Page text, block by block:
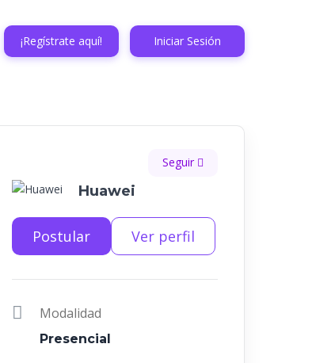
¡Regístrate aquí! Iniciar Sesión
Seguir
Huawei
Postular Ver perfil
Modalidad
Presencial